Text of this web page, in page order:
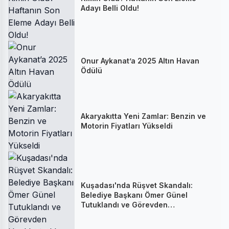
Adayı Belli Oldu!
Onur Aykanat’a 2025 Altın Havan
Ödülü
Akaryakıtta Yeni Zamlar: Benzin ve
Motorin Fiyatları Yükseldi
Kuşadası'nda Rüşvet Skandalı:
Belediye Başkanı Ömer Günel
Tutuklandı ve Görevden